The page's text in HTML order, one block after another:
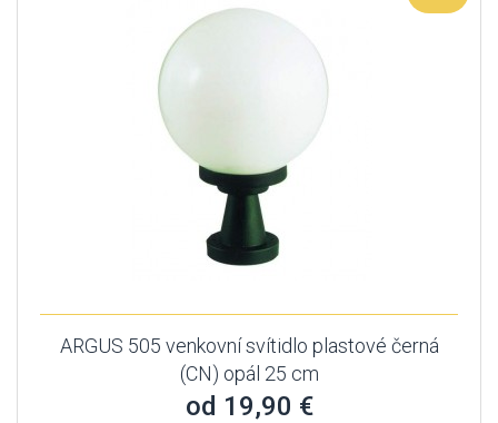
ARGUS 505 venkovní svítidlo plastové černá
(CN) opál 25 cm
od 19,90 €